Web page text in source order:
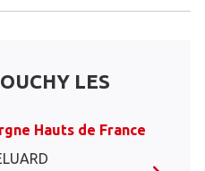
LES
Hauts de France